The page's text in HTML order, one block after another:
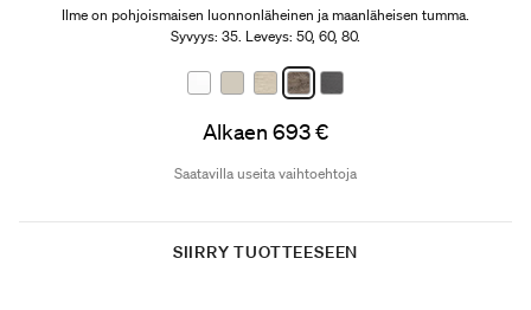
Ilme on pohjoismaisen luonnonläheinen ja maanläheisen tumma.
Syvyys: 35. Leveys: 50, 60, 80.
Alkaen 693 €
Saatavilla useita vaihtoehtoja
SIIRRY TUOTTEESEEN